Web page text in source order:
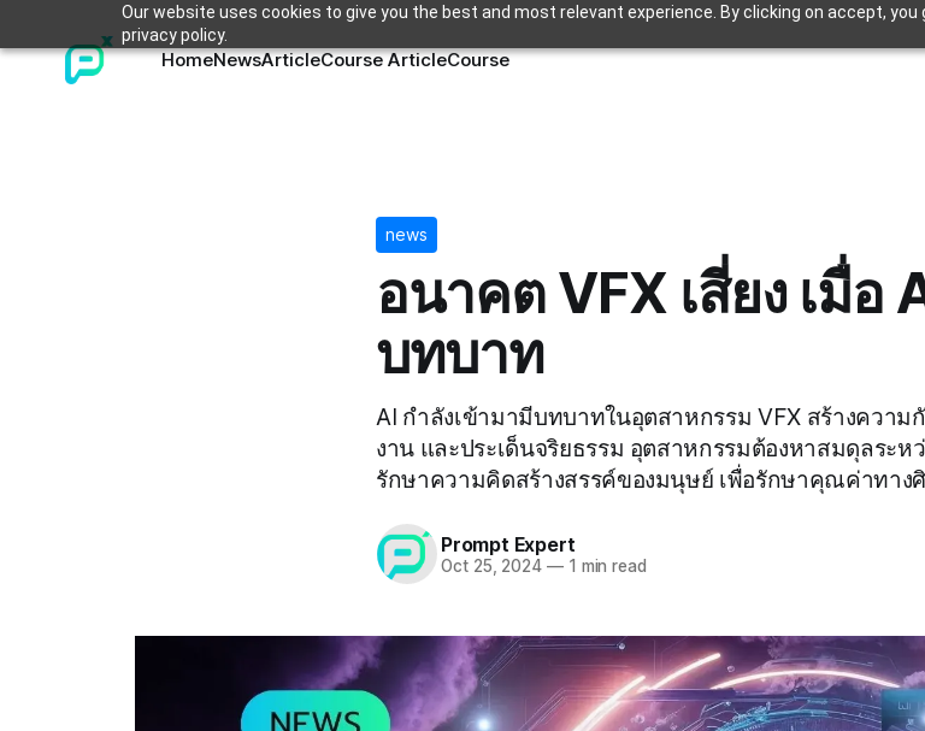
Our website uses cookies to give you the best and most relevant experience. By clicking on accept,
privacy policy.
HomeNewsArticleCourse ArticleCourse
news
อนาคต VFX เสี่ยง เมื่อ
บทบาท
AI กำลังเข้ามามีบทบาทในอุตสาหกรรม VFX สร้างควา
งาน และประเด็นจริยธรรม อุตสาหกรรมต้องหาสมดุลระ
รักษาความคิดสร้างสรรค์ของมนุษย์ เพื่อรักษาคุณค่าทาง
Prompt Expert
Oct 25, 2024 —1 min read